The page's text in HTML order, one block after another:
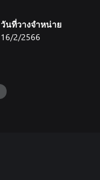
วันที่วางจำหน่าย
16/2/2566